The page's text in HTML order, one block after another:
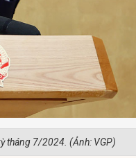
tháng 7/2024. (Ảnh: VGP)